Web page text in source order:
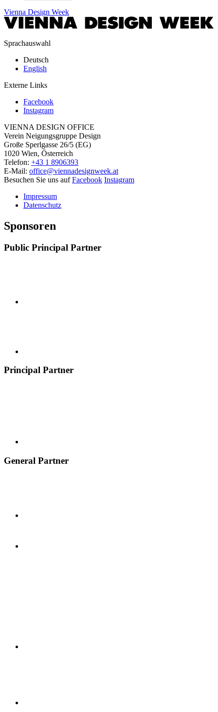
Vienna Design Week
Sprachauswahl
Deutsch
English
Externe Links
Facebook
Instagram
VIENNA DESIGN OFFICE
Verein Neigungsgruppe Design
Große Sperlgasse 26/5 (EG)
1020 Wien, Österreich
Telefon: +43 1 8906393
E-Mail: office@viennadesignweek.at
Besuchen Sie uns aufFacebook Instagram
Impressum
Datenschutz
Sponsoren
Public Principal Partner
Principal Partner
General Partner